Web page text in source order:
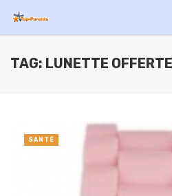
TAG: LUNETTE OFFERTE
SANTÉ